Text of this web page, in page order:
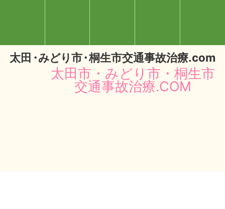
太田・みどり市・桐生市交通事故治療.com
太田市・みどり市・桐生市
交通事故治療.COM